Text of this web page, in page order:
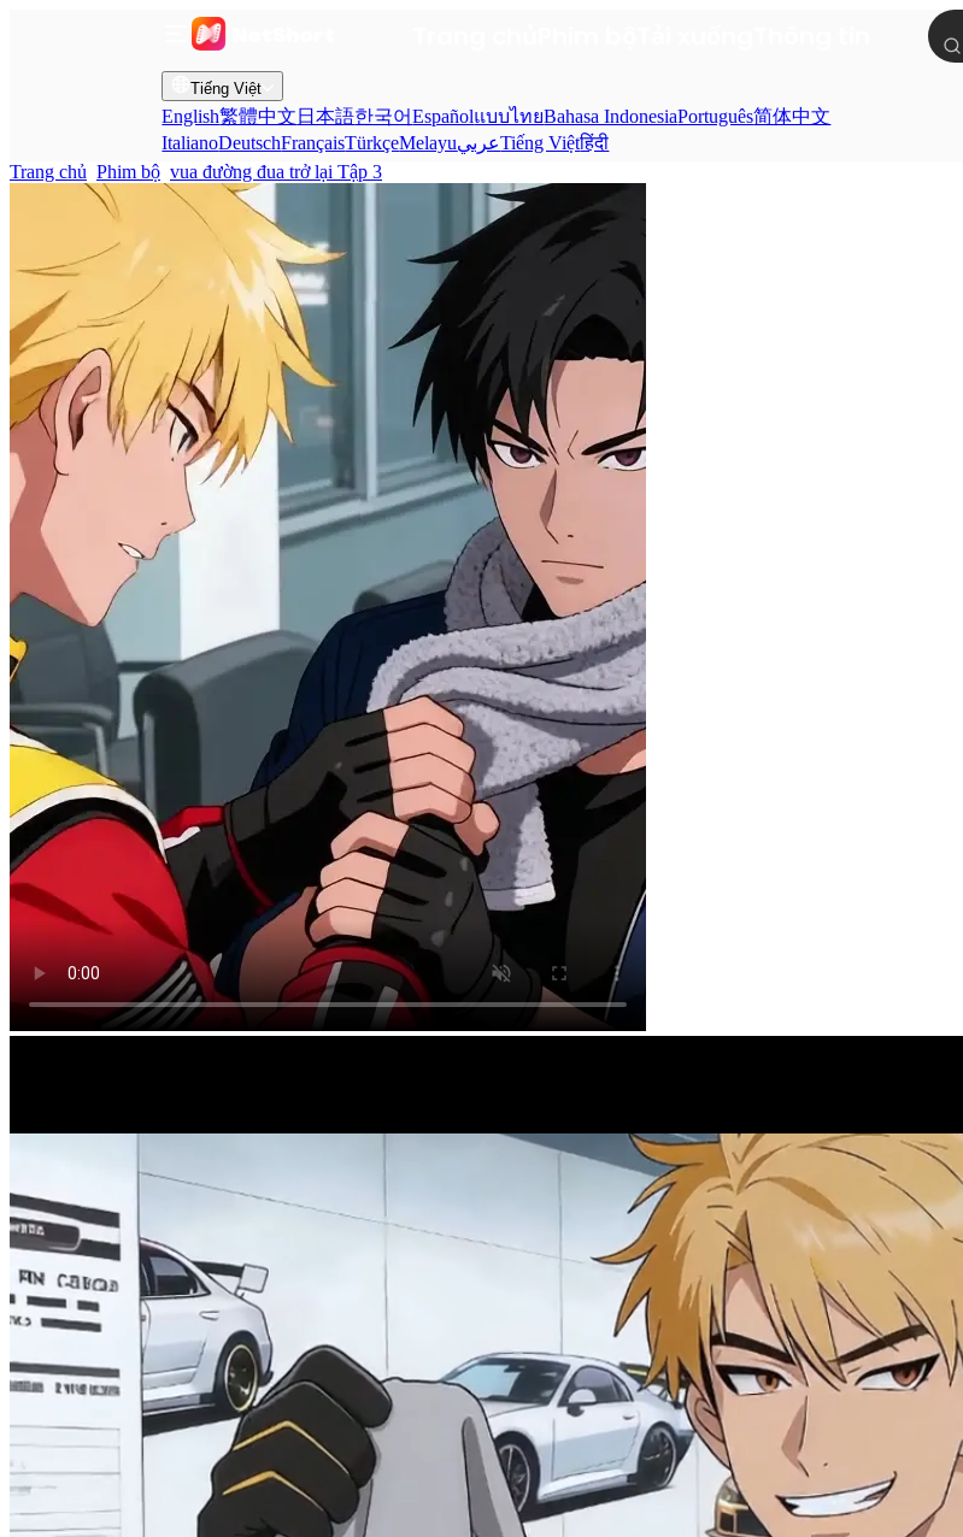
Tiếng Việt
English繁體中文 日本語한국어EspañolแบบไทยBahasa IndonesiaPortuguês简体中文
ItalianoDeutschFrançaisTürkçeMelayuعربيTiếng Việtहिंदी
Trang chủ Phim bộ vua đường đua trở lại Tập 3